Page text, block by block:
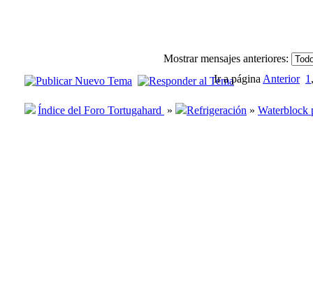
Mostrar mensajes anteriores:
Ir a página Anterior 1
Índice del Foro Tortugahard » Refrigeración » Waterblock